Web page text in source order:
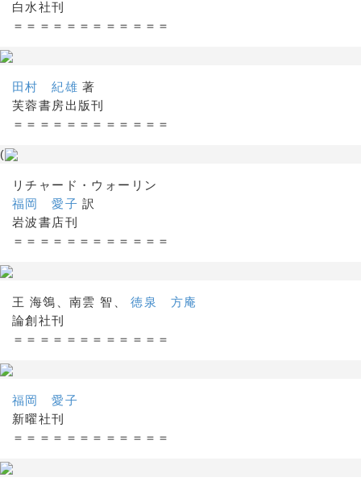
白水社刊
＝＝＝＝＝＝＝＝＝＝＝＝
田村 紀雄 著
芙蓉書房出版刊
＝＝＝＝＝＝＝＝＝＝＝＝
(
リチャード・ウォーリン
福岡 愛子 訳
岩波書店刊
＝＝＝＝＝＝＝＝＝＝＝＝
王 海鴒、南雲 智、徳泉 方庵
論創社刊
＝＝＝＝＝＝＝＝＝＝＝＝
福岡 愛子
新曜社刊
＝＝＝＝＝＝＝＝＝＝＝＝